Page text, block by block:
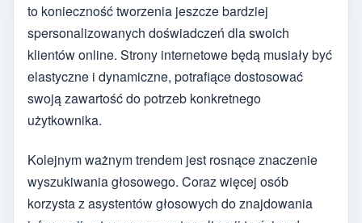
to konieczność tworzenia jeszcze bardziej
spersonalizowanych doświadczeń dla swoich
klientów online. Strony internetowe będą musiały być
elastyczne i dynamiczne, potrafiące dostosować
swoją zawartość do potrzeb konkretnego
użytkownika.
Kolejnym ważnym trendem jest rosnące znaczenie
wyszukiwania głosowego. Coraz więcej osób
korzysta z asystentów głosowych do znajdowania